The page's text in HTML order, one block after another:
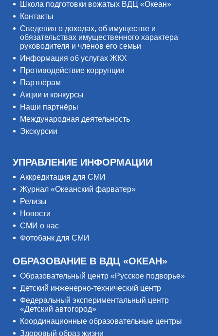
Школа подготовки вожатых ВДЦ «Океан»
Контакты
Сведения о доходах, об имуществе и
обязательствах имущественного характера
руководителя и членов его семьи
Информация об услугах ЖКХ
Противодействие коррупции
Партнёрам
Акции и конкурсы
Наши партнёры
Международная деятельность
Экскурсии
УПРАВЛЕНИЕ ИНФОРМАЦИИ
Аккредитация для СМИ
Журнал «Океанский фарватер»
Релизы
Новости
СМИ о нас
Фотобанк для СМИ
ОБРАЗОВАНИЕ В ВДЦ «ОКЕАН»
Образовательный центр «Русское подворье»
Детский инженерно-технический центр
Федеральный экспериментальный центр
«Детский автогород»
Координационные образовательные центры
Здоровый образ жизни